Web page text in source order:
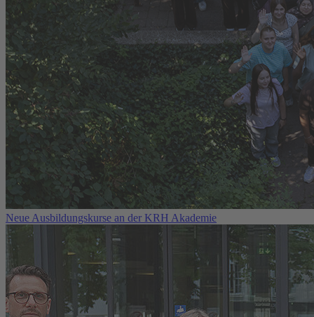
Neue Ausbildungskurse an der KRH Akademie